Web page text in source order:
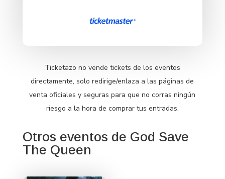
Ticketazo no vende tickets de los eventos
directamente, solo redirige/enlaza a las páginas de
venta oficiales y seguras para que no corras ningún
riesgo a la hora de comprar tus entradas.
Otros eventos de God Save
The Queen